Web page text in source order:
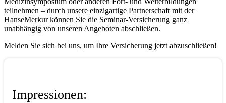
teilnehmen – durch unsere einzigartige Partnerschaft mit der
HanseMerkur können Sie die Seminar-Versicherung ganz
unabhängig von unseren Angeboten abschließen.
Melden Sie sich bei uns, um Ihre Versicherung jetzt abzuschließen!
Impressionen: